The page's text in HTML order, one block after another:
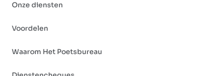
Onze diensten
Voordelen
Waarom Het Poetsbureau